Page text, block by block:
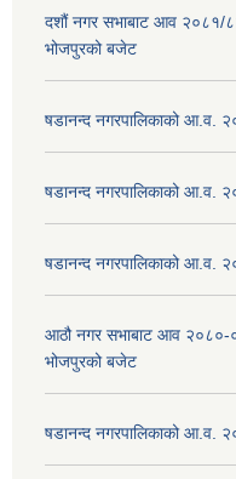
दशौं नगर सभाबाट आव २०८१/८२
भोजपुरको बजेट
षडानन्द नगरपालिकाको आ.व.
षडानन्द नगरपालिकाको आ.व.
षडानन्द नगरपालिकाको आ.व.
आठौ नगर सभाबाट आव २०८०-
भोजपुरको बजेट
षडानन्द नगरपालिकाको आ.व.